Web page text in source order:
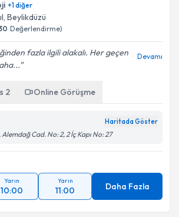
Takvim Talebini Gönder
e-posta ile bilgilendireceğiz.
işlenmesine ilişkin
okudum ve kişisel verilerimin belirtilen
işlenmesini kabul ediyorum.
+1diğer
, Beylikdüzü
Değerlendirme)
fazla ilgili alakalı. Her geçen
Devamı
2 Online Görüşme
Haritada Göster
Cad. No: 2, 2 İç Kapı No: 27
Yarın
10:00
Yarın
11:00 Daha Fazla